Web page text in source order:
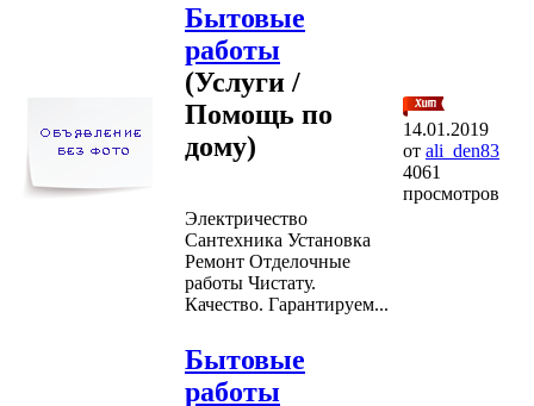
Бытовые
работы
(Услуги /
Помощь по
дому)
Электричество
Сантехника Установка
Ремонт Отделочные
работы Чистату.
Качество. Гарантируем...
14.01.2019
от ali_den83
4061
просмотров
Бытовые
работы